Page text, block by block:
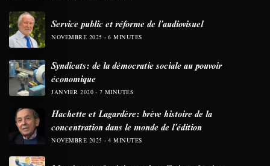
Service public et réforme de l’audiovisuel
NOVEMBRE 2025 6 MINUTES
Syndicats: de la démocratie sociale au pouvoir
économique
JANVIER 2020 7 MINUTES
Hachette et Lagardère: brève histoire de la
concentration dans le monde de l’édition
NOVEMBRE 2025 4 MINUTES